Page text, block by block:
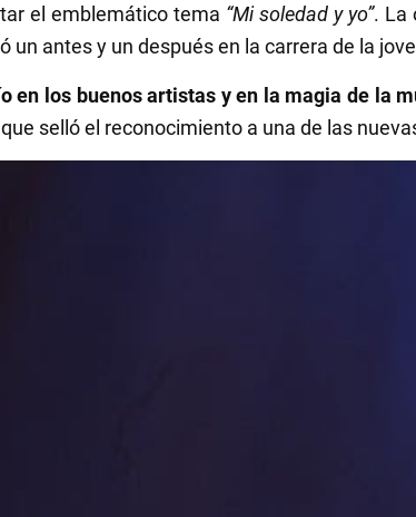
el emblemático tema “Mi soledad y yo”. La
antes y un después en la carrera de la
en los buenos artistas y en la magia de la
selló el reconocimiento a una de las